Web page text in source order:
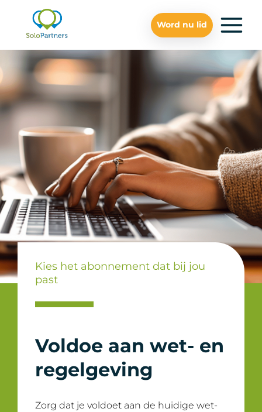
Word nu lid
Kies het abonnement dat bij jou
past
Voldoe aan wet- en
regelgeving
Zorg dat je voldoet aan de huidige wet-